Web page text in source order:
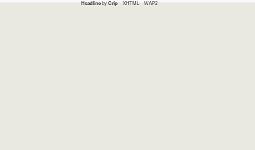
HeadlinebyCrip XHTML WAP2